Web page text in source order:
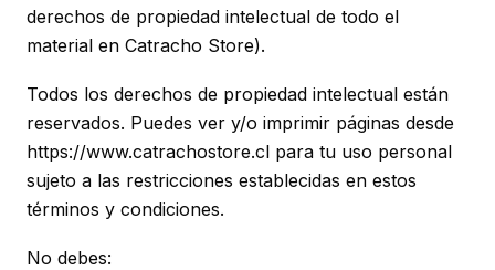
derechos de propiedad intelectual de todo el
material en Catracho Store).
Todos los derechos de propiedad intelectual están
reservados. Puedes ver y/o imprimir páginas desde
https://www.catrachostore.cl para tu uso personal
sujeto a las restricciones establecidas en estos
términos y condiciones.
No debes: